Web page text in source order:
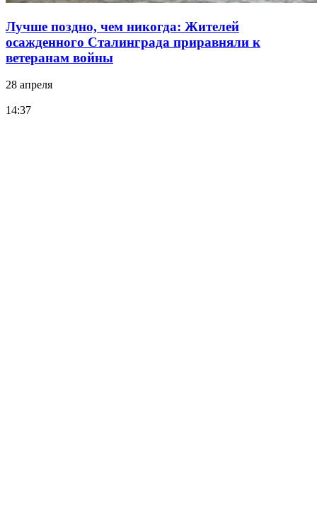
Лучше поздно, чем никогда: Жителей
осажденного Сталинграда приравняли к
ветеранам войны
28 апреля
14:37